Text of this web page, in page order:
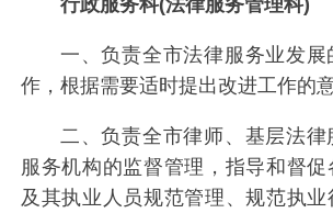
行政服务科(法律服务管理科)
一、负责全市法律服务业发展
作，根据需要适时提出改进工作的
二、负责全市律师、基层法
服务机构的监督管理，指导和督
及其执业人员规范管理、规范执